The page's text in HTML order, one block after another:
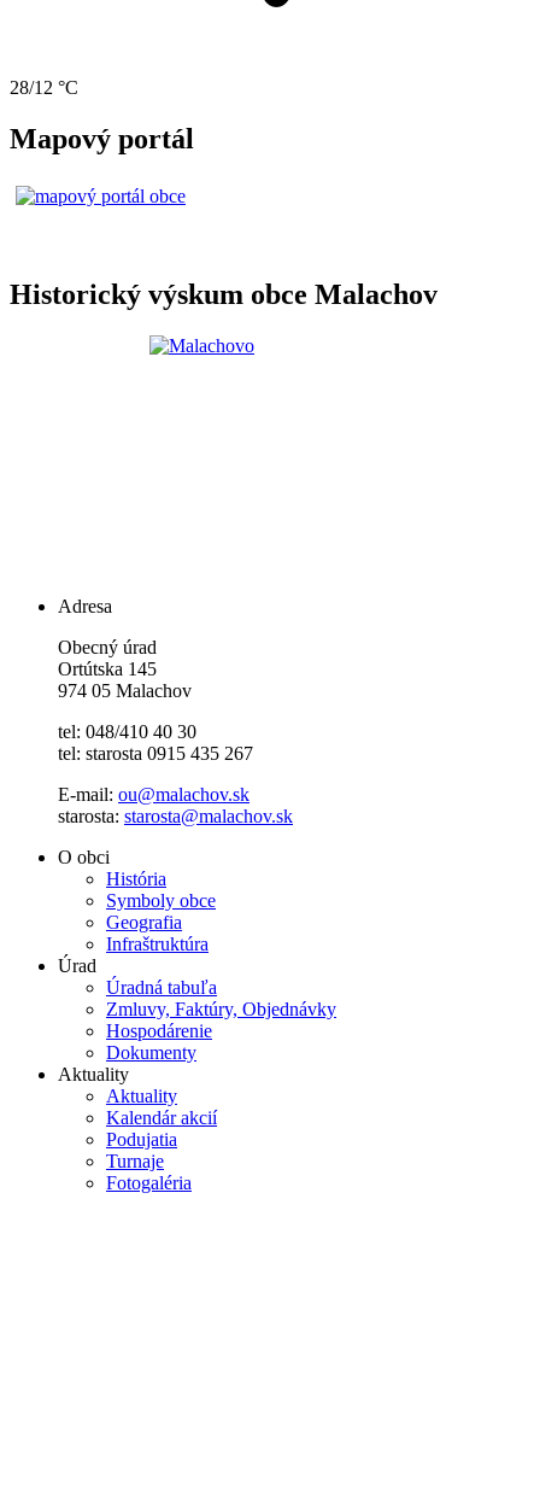
28/12 °C
Mapový portál
Historický výskum obce Malachov
Adresa
Obecný úrad
Ortútska 145
974 05 Malachov
tel: 048/410 40 30
tel: starosta 0915 435 267
E-mail: ou@malachov.sk
starosta: starosta@malachov.sk
O obci
História
Symboly obce
Geografia
Infraštruktúra
Úrad
Úradná tabuľa
Zmluvy, Faktúry, Objednávky
Hospodárenie
Dokumenty
Aktuality
Aktuality
Kalendár akcií
Podujatia
Turnaje
Fotogaléria